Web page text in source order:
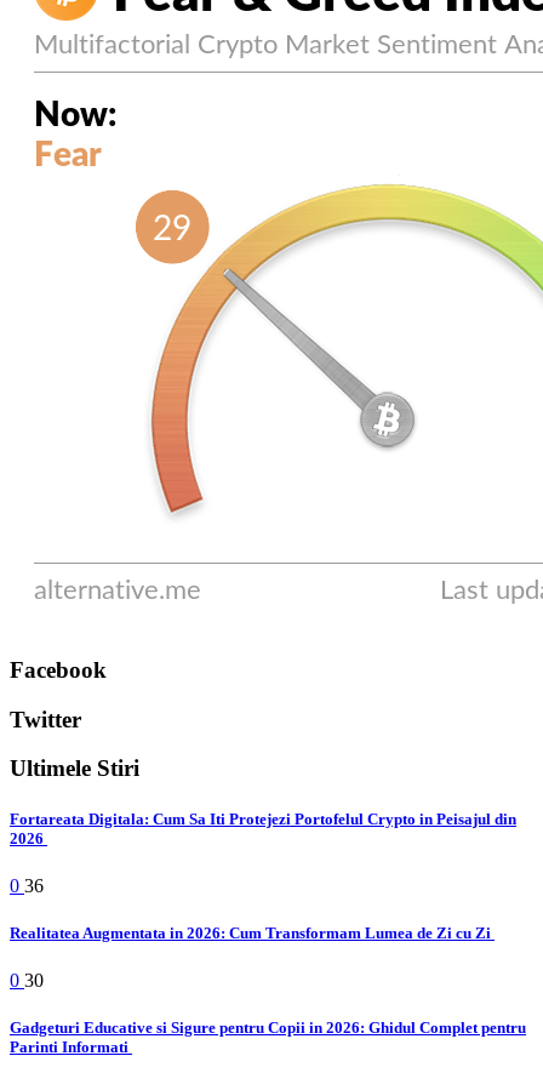
Facebook
Twitter
Ultimele Stiri
Fortareata Digitala: Cum Sa Iti Protejezi Portofelul Crypto in Peisajul din
2026
0 36
Realitatea Augmentata in 2026: Cum Transformam Lumea de Zi cu Zi
0 30
Gadgeturi Educative si Sigure pentru Copii in 2026: Ghidul Complet pentru
Parinti Informati